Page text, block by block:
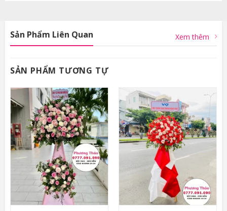
Sản Phẩm Liên Quan Xem thêm
SẢN PHẨM TƯƠNG TỰ